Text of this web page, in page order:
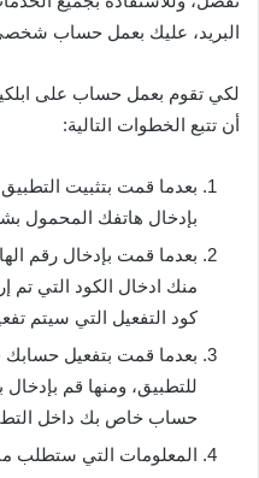
البريد، عليك بعمل حساب
لكي تقوم بعمل حساب على
أن تتبع الخطوات التالية:
بعدما قمت بتثبيت
بإدخال هاتفك المحمول
بعدما قمت بإدخال رقم
منك ادخال الكود التي
كود التفعيل التي سيتم
بعدما قمت بتفعيل حسابك
للتطبيق، ومنها قم
حساب خاص بك داخل
المعلومات التي ستطلب